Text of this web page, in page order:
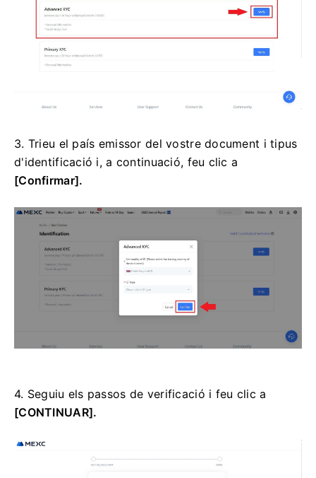
3. Trieu el país emissor del vostre document i tipus
d'identificació i, a continuació, feu clic a
[Confirmar].
4. Seguiu els passos de verificació i feu clic a
[CONTINUAR].